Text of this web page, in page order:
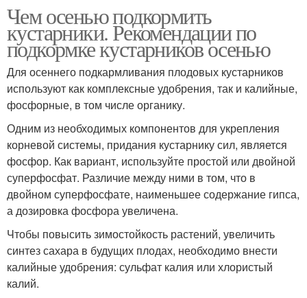
Чем осенью подкормить
кустарники. Рекомендации по
подкормке кустарников осенью
Для осеннего подкармливания плодовых кустарников
используют как комплексные удобрения, так и калийные,
фосфорные, в том числе органику.
Одним из необходимых компонентов для укрепления
корневой системы, придания кустарнику сил, является
фосфор. Как вариант, используйте простой или двойной
суперфосфат. Различие между ними в том, что в
двойном суперфосфате, наименьшее содержание гипса,
а дозировка фосфора увеличена.
Чтобы повысить зимостойкость растений, увеличить
синтез сахара в будущих плодах, необходимо внести
калийные удобрения: сульфат калия или хлористый
калий.